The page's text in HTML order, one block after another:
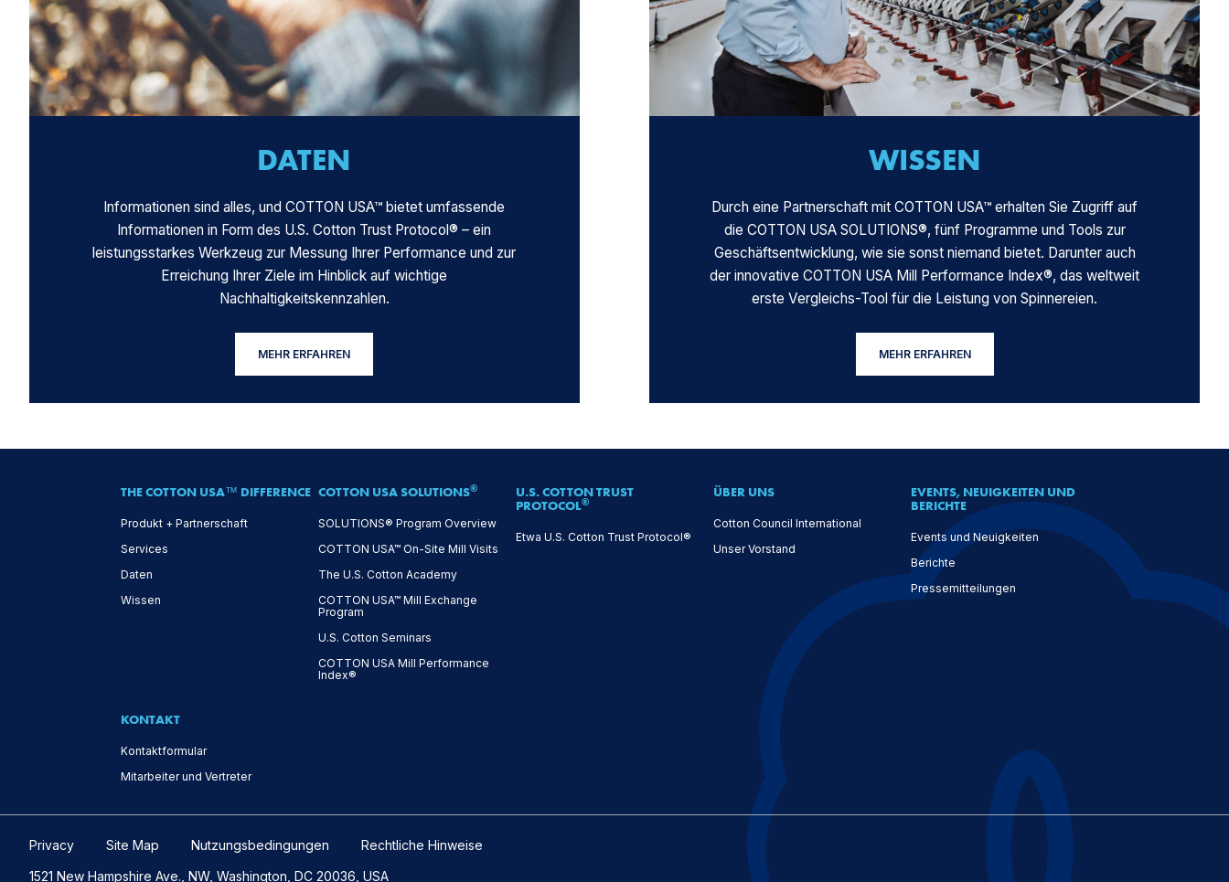
DATEN
Informationen sind alles, und COTTON USA™ bietet umfassende
Informationen in Form des U.S. Cotton Trust Protocol® – ein
leistungsstarkes Werkzeug zur Messung Ihrer Performance und zur
Erreichung Ihrer Ziele im Hinblick auf wichtige
Nachhaltigkeitskennzahlen.
MEHR ERFAHREN
WISSEN
Durch eine Partnerschaft mit COTTON USA™ erhalten Sie Zugriff auf
die COTTON USA SOLUTIONS®, fünf Programme und Tools zur
Geschäftsentwicklung, wie sie sonst niemand bietet. Darunter auch
der innovative COTTON USA Mill Performance Index®, das weltweit
erste Vergleichs-Tool für die Leistung von Spinnereien.
MEHR ERFAHREN
THE COTTON USA™ DIFFERENCE
Produkt + Partnerschaft
Services
Daten
Wissen
COTTON USA SOLUTIONS®
SOLUTIONS® Program Overview
COTTON USA™ On-Site Mill Visits
The U.S. Cotton Academy
COTTON USA™ Mill Exchange
Program
U.S. Cotton Seminars
COTTON USA Mill Performance
Index®
U.S. COTTON TRUST
PROTOCOL®
Etwa U.S. Cotton Trust Protocol®
ÜBER UNS
Cotton Council International
Unser Vorstand
EVENTS, NEUIGKEITEN UND
BERICHTE
Events und Neuigkeiten
Berichte
Pressemitteilungen
KONTAKT
Kontaktformular
Mitarbeiter und Vertreter
Privacy Site Map Nutzungsbedingungen
Rechtliche Hinweise
1521 New Hampshire Ave., NW, Washington, DC 20036, USA